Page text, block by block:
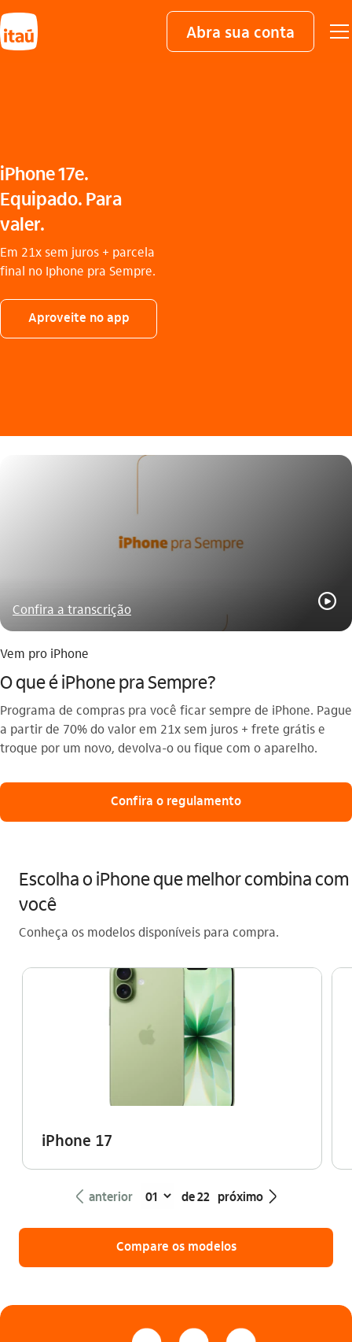
Abra sua conta
iPhone 17e.
Equipado. Para
valer.
Em 21x sem juros + parcela
final no Iphone pra Sempre.
Aproveite no app
Confira a transcrição play_outline
Vem pro iPhone
O que é iPhone pra Sempre?
Programa de compras pra você ficar sempre de iPhone. Pague
a partir de 70% do valor em 21x sem juros + frete grátis e
troque por um novo, devolva-o ou fique com o aparelho.
Confira o regulamento
Escolha o iPhone que melhor combina com
você
Conheça os modelos disponíveis para compra.
iPhone 17
seta_esquerda anterior de 22 próximo seta_direita
Compare os modelos